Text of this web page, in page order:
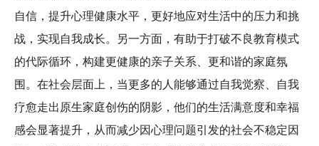
自信，提升心理健康水平，更好地应对生活中的压力和挑
战，实现自我成长。另一方面，有助于打破不良教育模式
的代际循环，构建更健康的亲子关系、更和谐的家庭氛
围。在社会层面上，当更多的人能够通过自我觉察、自我
疗愈走出原生家庭创伤的阴影，他们的生活满意度和幸福
感会显著提升，从而减少因心理问题引发的社会不稳定因